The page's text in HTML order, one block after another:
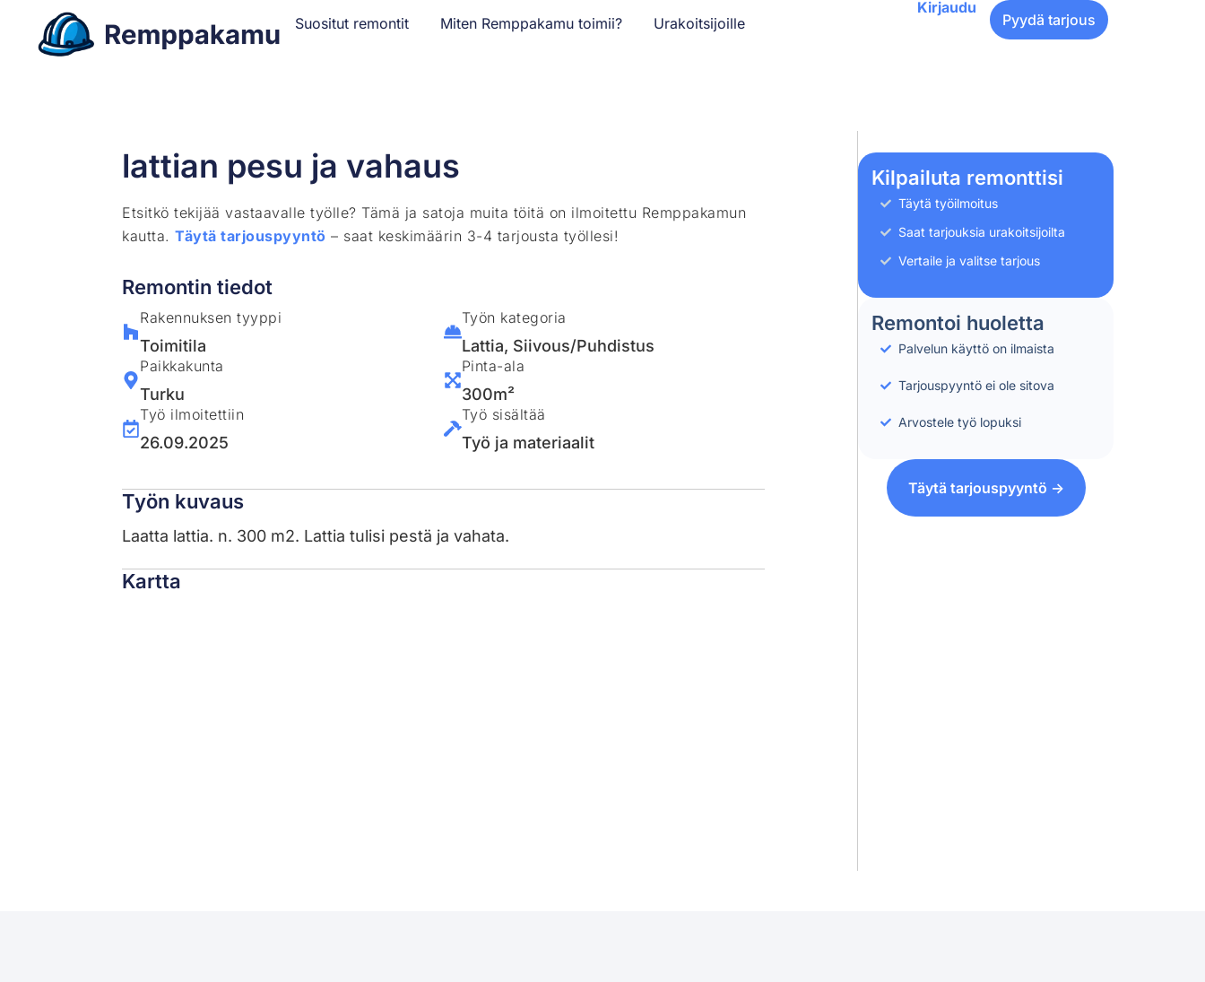
Suositut remontit Miten Remppakamu toimii? Urakoitsijoille
Kirjaudu
Pyydä tarjous
lattian pesu ja vahaus
Etsitkö tekijää vastaavalle työlle? Tämä ja satoja muita töitä on ilmoitettu Remppakamun
kautta.Täytä tarjouspyyntö – saat keskimäärin 3-4 tarjousta työllesi!
Remontin tiedot
Rakennuksen tyyppi
Toimitila
Paikkakunta
Turku
Työ ilmoitettiin
26.09.2025
Työn kategoria
Lattia, Siivous/Puhdistus
Pinta-ala
300m²
Työ sisältää
Työ ja materiaalit
Työn kuvaus
Laatta lattia. n. 300 m2. Lattia tulisi pestä ja vahata.
Kartta
Kilpailuta remonttisi
Täytä työilmoitus
Saat tarjouksia urakoitsijoilta
Vertaile ja valitse tarjous
Remontoi huoletta
Palvelun käyttö on ilmaista
Tarjouspyyntö ei ole sitova
Arvostele työ lopuksi
Täytä tarjouspyyntö ->